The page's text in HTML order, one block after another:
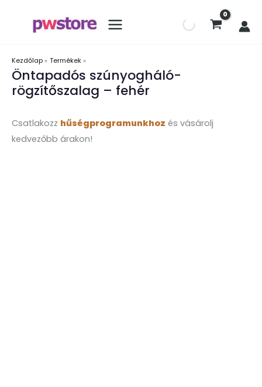
Kezdőlap Termékek
Öntapadós szúnyogháló-
rögzítőszalag – fehér
Csatlakozz hűségprogramunkhoz és vásárolj
kedvezőbb árakon!